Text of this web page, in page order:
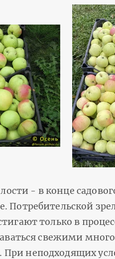
- в конце
только в
свежими
неподходящих